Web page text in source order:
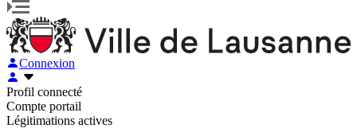
Connexion
Profil connecté
Compte portail
Légitimations actives